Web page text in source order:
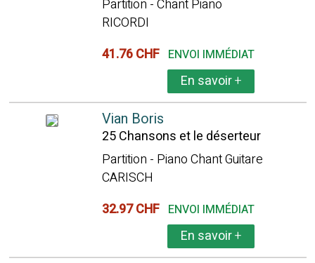
Partition - Chant Piano
RICORDI
41.76 CHF ENVOI IMMÉDIAT
En savoir+
Vian Boris
25 Chansons et le déserteur
Partition - Piano Chant Guitare
CARISCH
32.97 CHF ENVOI IMMÉDIAT
En savoir+